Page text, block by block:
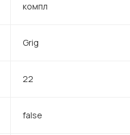
компл
Grig
22
false